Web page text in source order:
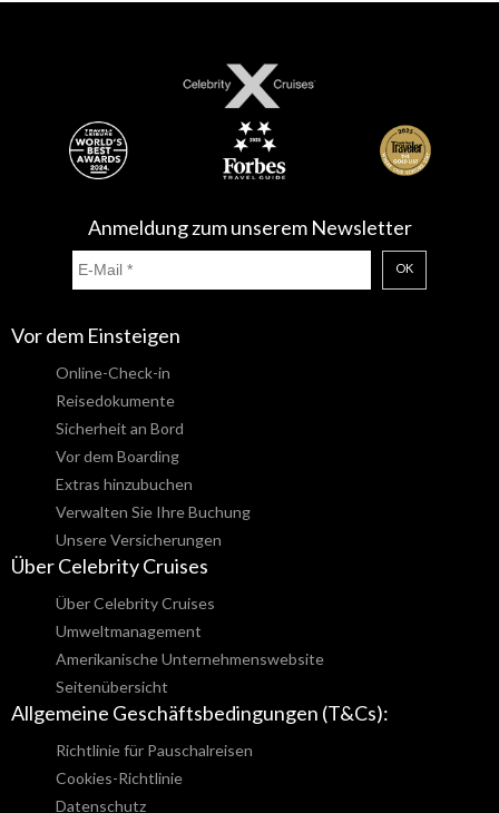
Anmeldung zum unserem Newsletter
OK
Vor dem Einsteigen
Online-Check-in
Reisedokumente
Sicherheit an Bord
Vor dem Boarding
Extras hinzubuchen
Verwalten Sie Ihre Buchung
Unsere Versicherungen
Über Celebrity Cruises
Über Celebrity Cruises
Umweltmanagement
Amerikanische Unternehmenswebsite
Seitenübersicht
Allgemeine Geschäftsbedingungen (T&Cs):
Richtlinie für Pauschalreisen
Cookies-Richtlinie
Datenschutz